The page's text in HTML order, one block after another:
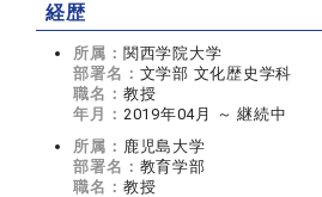
経歴
所属： 関西学院大学
部署名： 文学部 文化歴史学科
職名： 教授
年月： 2019年04月 ～ 継続中
所属： 鹿児島大学
部署名： 教育学部
職名： 教授